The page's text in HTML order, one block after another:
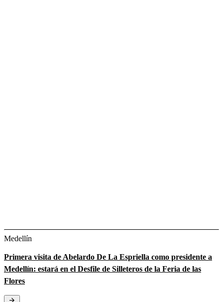
Medellín
Primera visita de Abelardo De La Espriella como presidente a
Medellín: estará en el Desfile de Silleteros de la Feria de las
Flores